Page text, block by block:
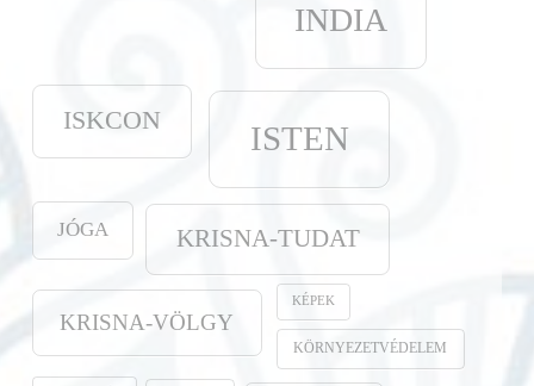
INDIA
ISKCON ISTEN
JÓGA KRISNA-TUDAT
KRISNA-VÖLGY
KÉPEK
KÖRNYEZETVÉDELEM